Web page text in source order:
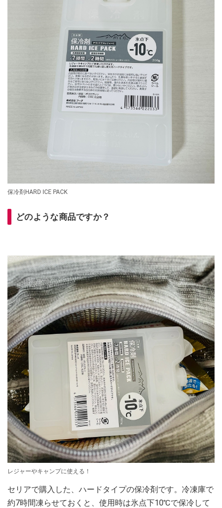
保冷剤HARD ICE PACK
どのような商品ですか？
レジャーやキャンプに使える！
セリアで購入した、ハードタイプの保冷剤です。冷凍庫で
約7時間凍らせておくと、使用時は氷点下10℃で保冷して